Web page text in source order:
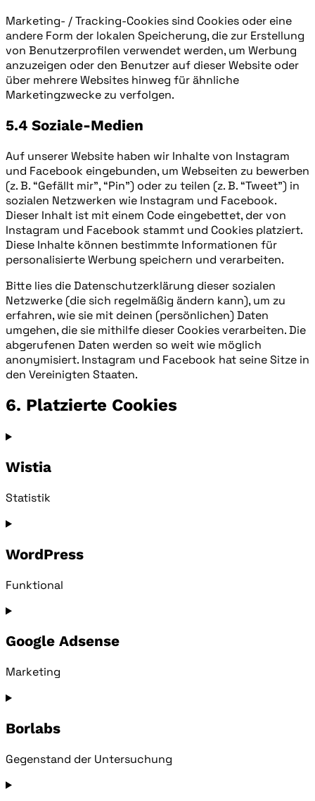
Marketing- / Tracking-Cookies sind Cookies oder eine
andere Form der lokalen Speicherung, die zur Erstellung
von Benutzerprofilen verwendet werden, um Werbung
anzuzeigen oder den Benutzer auf dieser Website oder
über mehrere Websites hinweg für ähnliche
Marketingzwecke zu verfolgen.
5.4 Soziale-Medien
Auf unserer Website haben wir Inhalte von Instagram
und Facebook eingebunden, um Webseiten zu bewerben
(z. B. “Gefällt mir”, “Pin”) oder zu teilen (z. B. “Tweet”) in
sozialen Netzwerken wie Instagram und Facebook.
Dieser Inhalt ist mit einem Code eingebettet, der von
Instagram und Facebook stammt und Cookies platziert.
Diese Inhalte können bestimmte Informationen für
personalisierte Werbung speichern und verarbeiten.
Bitte lies die Datenschutzerklärung dieser sozialen
Netzwerke (die sich regelmäßig ändern kann), um zu
erfahren, wie sie mit deinen (persönlichen) Daten
umgehen, die sie mithilfe dieser Cookies verarbeiten. Die
abgerufenen Daten werden so weit wie möglich
anonymisiert. Instagram und Facebook hat seine Sitze in
den Vereinigten Staaten.
6. Platzierte Cookies
Wistia
Statistik
Consent
service
WordPress
Funktional
Consent
service
wordpress
Google Adsense
Marketing
Consent
service
adsense
Borlabs
Gegenstand der Untersuchung
Consent